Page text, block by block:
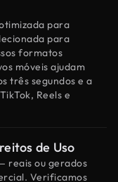
para
para
formatos
móveis ajudam
três segundos e a
Reels e
de Uso
reais ou gerados
Verificamos